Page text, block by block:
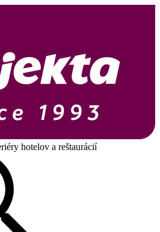
hotelov a reštaurácií